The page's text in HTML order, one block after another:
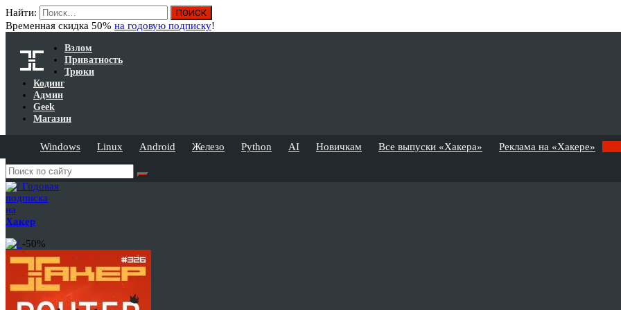
Найти:
Временная скидка 50% на годовую подписку!
Взлом
Приватность
Трюки
Кодинг
Админ
Geek
Магазин
Windows Linux Android Железо Python AI Новичкам Все выпуски «Хакера» Реклама на «Хакере»
Годовая
подписка
на
Хакер
-50%